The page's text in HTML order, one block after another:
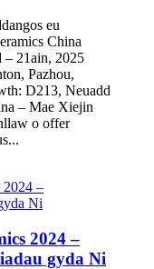
eu
China
– 21ain, 2025
Pazhou,
D213, Neuadd
– Mae Xiejin
o offer
2024 –
gyda Ni